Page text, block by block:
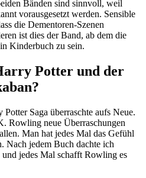
Bänden sind sinnvoll, weil
vorausgesetzt werden. Sensible
die Dementoren-Szenen
ist dies der Band, ab dem die
Kinderbuch zu sein.
Potter und der
Saga überraschte aufs Neue.
Rowling neue Überraschungen
Man hat jedes Mal das Gefühl
Nach jedem Buch dachte ich
und jedes Mal schafft Rowling es